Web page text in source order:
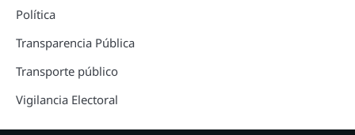
Política
Transparencia Pública
Transporte público
Vigilancia Electoral